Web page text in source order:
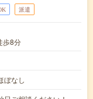
派遣
歩8分
ぼなし